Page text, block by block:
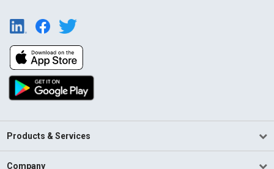
Products & Services
Company